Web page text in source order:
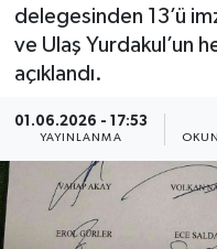
delegesinden 13’ü
ve Ulaş Yurdakul’un
açıklandı.
01.06.2026 - 17:53
YAYINLANMA
Resmi Reklamlar
Ekonomi
Sağlık
Son Dakika